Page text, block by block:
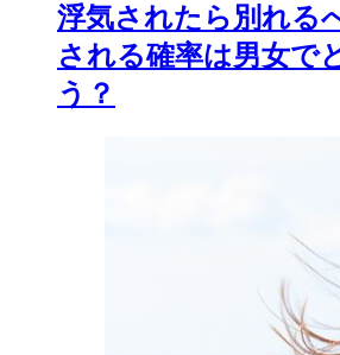
浮気されたら別れる
される確率は男女で
う？